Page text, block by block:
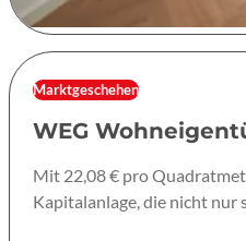
Marktgeschehen
WEG
Mit 22,08 € pro
Kapitalanlage, die nicht